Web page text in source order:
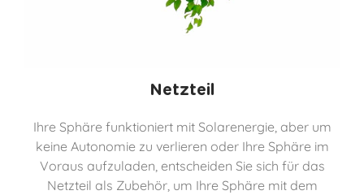
Netzteil
Ihre Sphäre funktioniert mit Solarenergie, aber um
keine Autonomie zu verlieren oder Ihre Sphäre im
Voraus aufzuladen, entscheiden Sie sich für das
Netzteil als Zubehör, um Ihre Sphäre mit dem